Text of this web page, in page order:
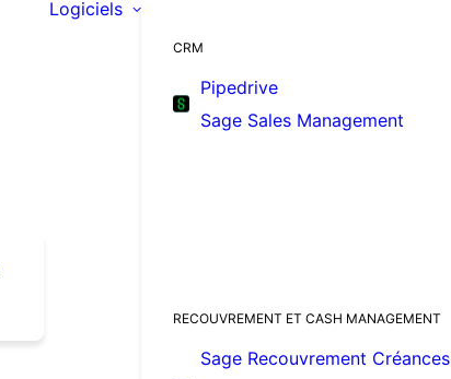
Logiciels
CRM
Pipedrive
Sage Sales Management
RECOUVREMENT ET CASH MANAGEMENT
Sage Recouvrement Créances